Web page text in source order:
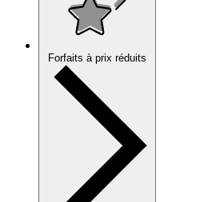
Forfaits à prix réduits